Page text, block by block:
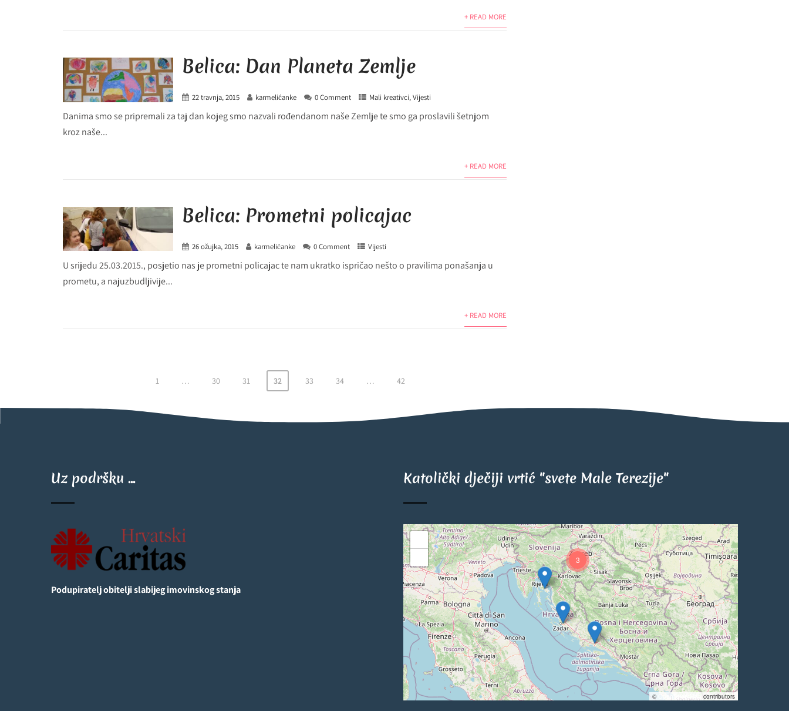
+ READ MORE
Belica: Dan Planeta Zemlje
22 travnja, 2015 karmelićanke 0 Comment Mali kreativci,Vijesti
Danima smo se pripremali za taj dan kojeg smo nazvali rođendanom naše Zemlje te smo ga proslavili šetnjom
kroz naše...
+ READ MORE
Belica: Prometni policajac
26 ožujka, 2015 karmelićanke 0 Comment Vijesti
U srijedu 25.03.2015., posjetio nas je prometni policajac te nam ukratko ispričao nešto o pravilima ponašanja u
prometu, a najuzbudljivije...
+ READ MORE
stranica
1 … 30 31 32 33 34 … 42
Uz podršku ...
Podupiratelj obitelji slabijeg imovinskog stanja
Katolički dječiji vrtić "svete Male Terezije"
3
© OpenStreetMap contributors